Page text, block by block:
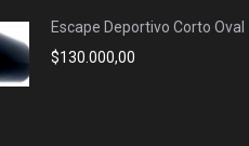
Escape Deportivo Corto Oval
$130.000,00